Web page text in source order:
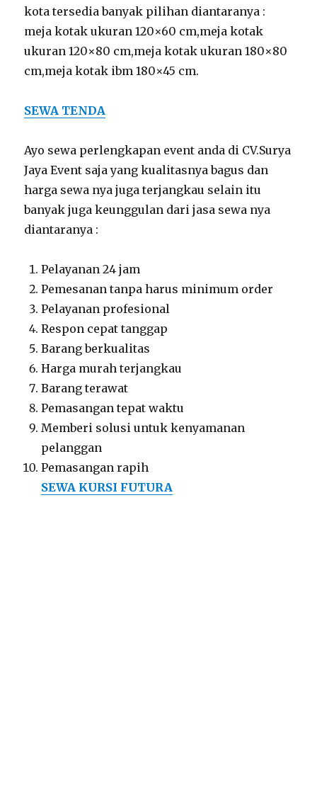
kota tersedia banyak pilihan diantaranya :
meja kotak ukuran 120×60 cm,meja kotak
ukuran 120×80 cm,meja kotak ukuran 180×80
cm,meja kotak ibm 180×45 cm.
SEWA TENDA
Ayo sewa perlengkapan event anda di CV.Surya
Jaya Event saja yang kualitasnya bagus dan
harga sewa nya juga terjangkau selain itu
banyak juga keunggulan dari jasa sewa nya
diantaranya :
Pelayanan 24 jam
Pemesanan tanpa harus minimum order
Pelayanan profesional
Respon cepat tanggap
Barang berkualitas
Harga murah terjangkau
Barang terawat
Pemasangan tepat waktu
Memberi solusi untuk kenyamanan
pelanggan
Pemasangan rapih
SEWA KURSI FUTURA